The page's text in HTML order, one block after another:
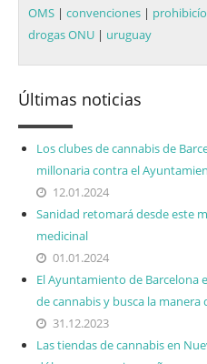
OMS | convenciones |
drogas ONU | uruguay
Últimas noticias
Los clubes de cannabis de
millonaria contra el
12.01.2024
Sanidad retomará desde este
medicinal
01.01.2024
El Ayuntamiento de Barcelona
de cannabis y busca la
31.12.2023
Las tiendas de cannabis en